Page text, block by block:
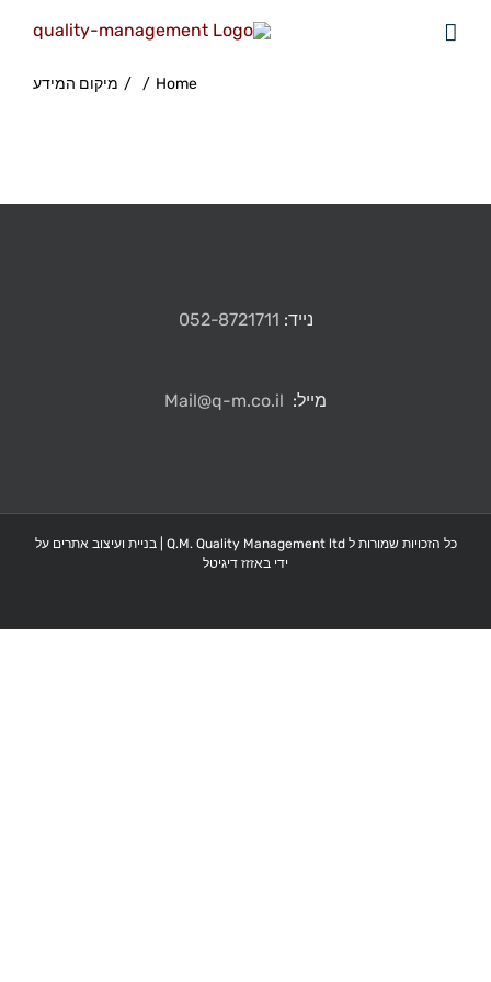
Home
/
/ מיקום המידע
נייד: 052-8721711
מייל: Mail@q-m.co.il
כל הזכויות שמורות ל Q.M. Quality Management ltd |
בניית ועיצוב אתרים על
ידי באזזז דיגיטל